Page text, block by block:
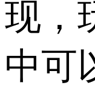
现，
中可